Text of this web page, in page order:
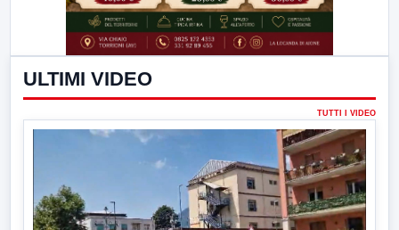
ULTIMI VIDEO
TUTTI I VIDEO